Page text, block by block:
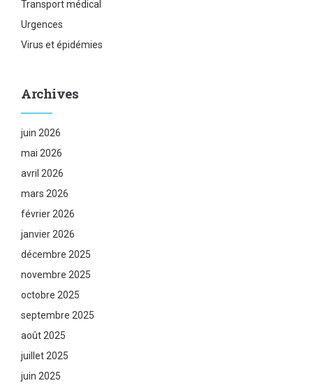
Transport médical
Urgences
Virus et épidémies
Archives
juin 2026
mai 2026
avril 2026
mars 2026
février 2026
janvier 2026
décembre 2025
novembre 2025
octobre 2025
septembre 2025
août 2025
juillet 2025
juin 2025